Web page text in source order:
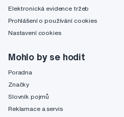
Elektronická evidence tržeb
Prohlášení o používání cookies
Nastavení cookies
Mohlo by se hodit
Poradna
Značky
Slovník pojmů
Reklamace a servis